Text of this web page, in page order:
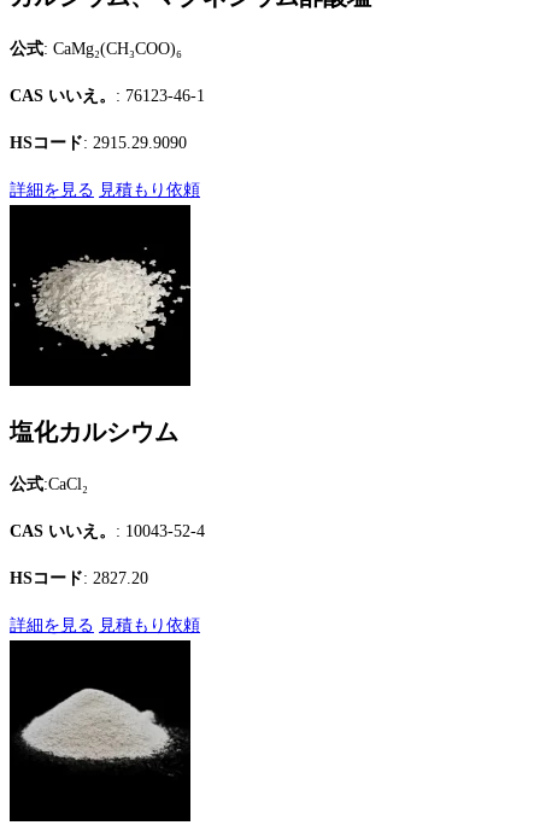
公式: CaMg₂(CH₃COO)₆
CAS いいえ。 : 76123-46-1
HSコード: 2915.29.9090
詳細を見る 見積もり依頼
塩化カルシウム
公式:CaCl₂
CAS いいえ。 : 10043-52-4
HSコード: 2827.20
詳細を見る 見積もり依頼